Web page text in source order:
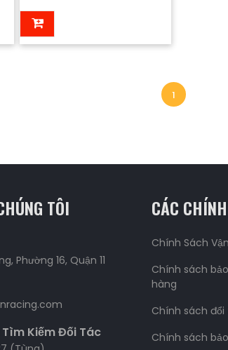
0đ
1
TÔI
Phường 16, Quận 11
Tìm Kiếm Đối Tác
CÁC
Chính Sách
Chính sách
hàng
Chính sách
Chính sách